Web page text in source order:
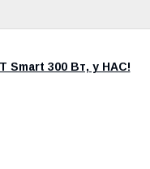
Smart 300 Вт, у НАС!